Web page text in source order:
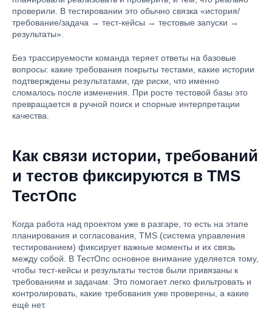
проверили. В тестировании это обычно связка «история/
требование/задача → тест-кейсы → тестовые запуски →
результаты».
Без трассируемости команда теряет ответы на базовые
вопросы: какие требования покрыты тестами, какие истории
подтверждены результатами, где риски, что именно
сломалось после изменения. При росте тестовой базы это
превращается в ручной поиск и спорные интерпретации
качества.
Как связи истории, требований
и тестов фиксируются в TMS
ТестОпс
Когда работа над проектом уже в разгаре, то есть на этапе
планирования и согласования, TMS (система управления
тестированием) фиксирует важные моменты и их связь
между собой. В ТестОпс основное внимание уделяется тому,
чтобы тест-кейсы и результаты тестов были привязаны к
требованиям и задачам. Это помогает легко фильтровать и
контролировать, какие требования уже проверены, а какие
ещё нет.